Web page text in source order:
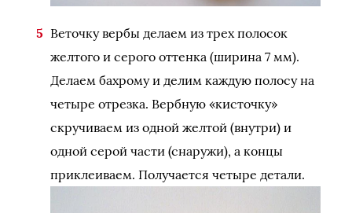
Веточку вербы делаем из трех полосок
желтого и серого оттенка (ширина 7 мм).
Делаем бахрому и делим каждую полосу на
четыре отрезка. Вербную «кисточку»
скручиваем из одной желтой (внутри) и
одной серой части (снаружи), а концы
приклеиваем. Получается четыре детали.